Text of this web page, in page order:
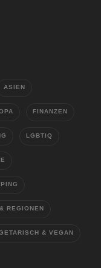
ASIEN
FINANZEN
LGBTIQ
REGIONEN
& VEGAN